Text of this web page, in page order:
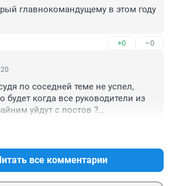
главнокомандущему в этом году
+0 –0
по соседней теме не успел,
будет когда все руководители из
уйдут с постов ?
конечно велик, это кажется
проблем, но чтобы выбрать
не очень далеким управленцем.
все комментарии